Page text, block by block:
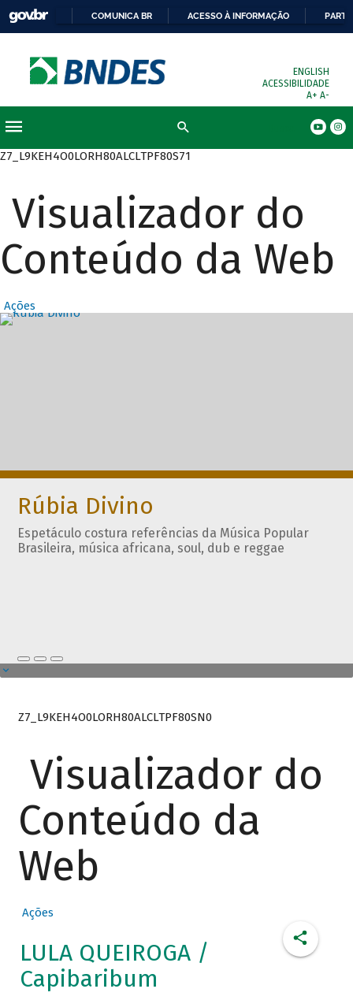
COMUNICA BR ACESSO À INFORMAÇÃO
ENGLISH
ACESSIBILIDADE
A+ A-
Z7_L9KEH4O0LORH80ALCLTPF80S71
Visualizador do
Conteúdo da Web
Ações
Destaques
Rúbia Divino
Espetáculo costura referências da Música Popular
Brasileira, música africana, soul, dub e reggae
Z7_L9KEH4O0LORH80ALCLTPF80SN0
Visualizador do
Conteúdo da
Web
Ações
LULA QUEIROGA /
Capibaribum